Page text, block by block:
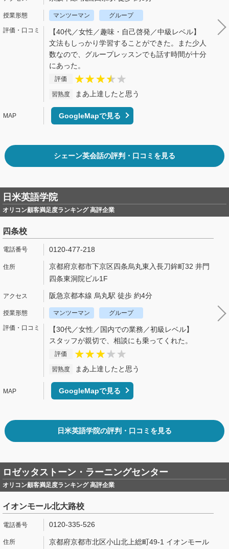
マンツーマン グループ
【40代／女性／趣味・自己啓発／中級レベル】
文法もしっかり学習することができた。また少人
数なので、グループレッスンでも話す時間が十分
にあった。
評価
習熟度 まあ上達したと思う
GoogleMapで見る
シェーン英会話の評判・口コミを見る
日米英語学院
オリコン顧客満足度ランキング 高評企業
四条校
0120-477-218
京都府京都市下京区四条烏丸東入長刀鉾町32 井門
四条東洞院ビル1F
阪急京都本線 烏丸駅 徒歩 約4分
マンツーマン グループ
【30代／女性／国内での業務／初級レベル】
スタッフが親切で、相談にも乗ってくれた。
評価
習熟度 まあ上達したと思う
GoogleMapで見る
日米英語学院の評判・口コミを見る
ロゼッタストーン・ラーニングセンター
オリコン顧客満足度ランキング 高評企業
イオンモール北大路校
0120-335-526
京都府京都市北区小山北上総町49-1 イオンモール